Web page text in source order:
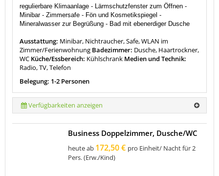
regulierbare Klimaanlage - Lärmschutzfenster zum Öffnen -
Minibar - Zimmersafe - Fön und Kosmetikspiegel -
Mineralwasser zur Begrüßung - Bad mit ebenerdiger Dusche
Ausstattung: Minibar, Nichtraucher, Safe, WLAN im
Zimmer/Ferienwohnung Badezimmer: Dusche, Haartrockner,
WC Küche/Essbereich: Kühlschrank Medien und Technik:
Radio, TV, Telefon
Belegung: 1-2 Personen
Verfügbarkeiten anzeigen
Business Doppelzimmer, Dusche/WC
heute ab 172,50 € pro Einheit/ Nacht für 2
Pers. (Erw./Kind)